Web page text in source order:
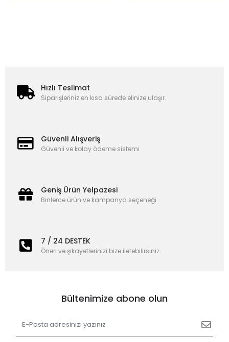
Hızlı Teslimat
Siparişleriniz en kısa sürede elinize ulaşır.
Güvenli Alışveriş
Güvenli ve kolay ödeme sistemi
Geniş Ürün Yelpazesi
Binlerce ürün ve kampanya seçeneği
7 / 24 DESTEK
Öneri ve şikayetlerinizi bize iletebilirsiniz.
Bültenimize abone olun